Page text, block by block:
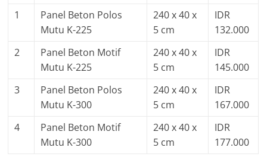
1
Panel Beton Polos
Mutu K-225
240 x 40 x
5 cm
IDR
132.000
2
Panel Beton Motif
Mutu K-225
240 x 40 x
5 cm
IDR
145.000
3
Panel Beton Polos
Mutu K-300
240 x 40 x
5 cm
IDR
167.000
4
Panel Beton Motif
Mutu K-300
240 x 40 x
5 cm
IDR
177.000